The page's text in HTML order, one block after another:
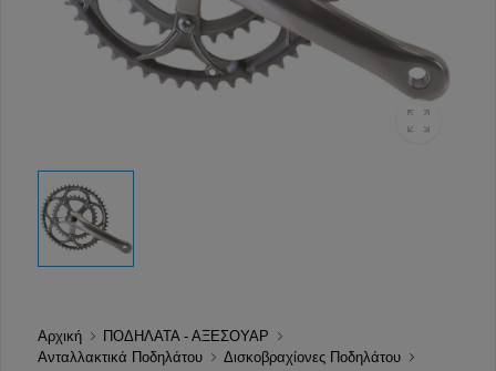
Αρχική
ΠΟΔΗΛΑΤΑ - ΑΞΕΣΟΥΑΡ
Ανταλλακτικά Ποδηλάτου
Δισκοβραχίονες Ποδηλάτου